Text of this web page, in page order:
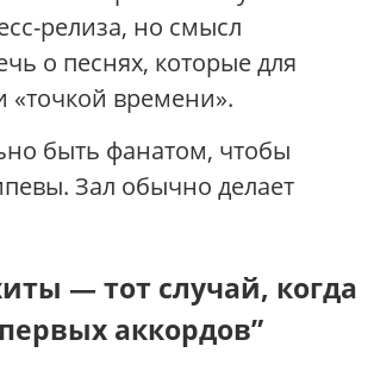
релиза, но смысл
о песнях, которые для
«точкой времени».
быть фанатом, чтобы
Зал обычно делает
— тот случай, когда
аккордов”